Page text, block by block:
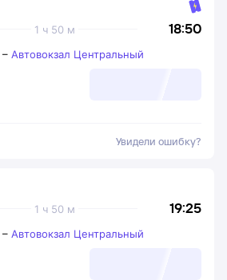
18:50
1 ч 50 м
– Автовокзал Центральный
Увидели ошибку?
19:25
1 ч 50 м
– Автовокзал Центральный